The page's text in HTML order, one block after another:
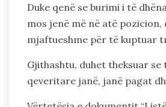
Duke qenë se burimi i të
mos jenë më në atë
mjaftueshme për të kuptuar
Gjithashtu, duhet theksuar
qeveritare janë, janë pagat